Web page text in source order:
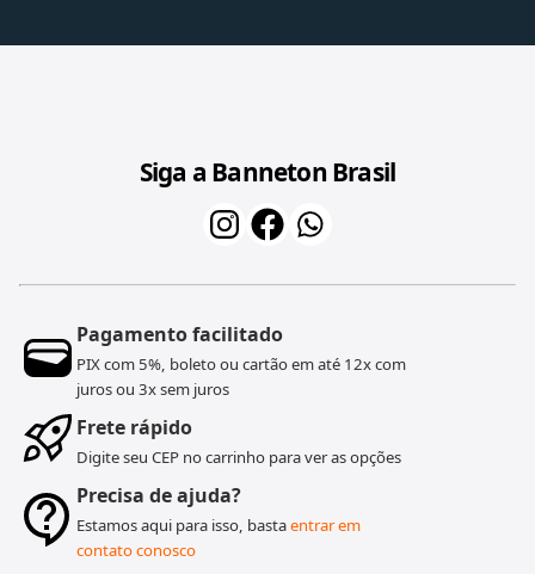
Siga a Banneton Brasil
Pagamento facilitado
PIX com 5%, boleto ou cartão em até 12x com
juros ou 3x sem juros
Frete rápido
Digite seu CEP no carrinho para ver as opções
Precisa de ajuda?
Estamos aqui para isso, bastaentrar em
contato conosco